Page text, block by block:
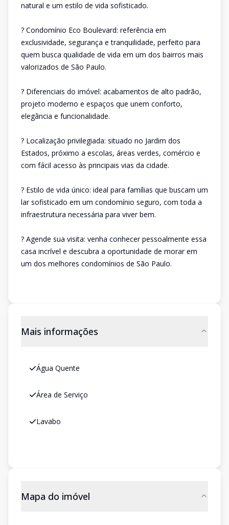
natural e um estilo de vida sofisticado.
? Condomínio Eco Boulevard: referência em
exclusividade, segurança e tranquilidade, perfeito para
quem busca qualidade de vida em um dos bairros mais
valorizados de São Paulo.
? Diferenciais do imóvel: acabamentos de alto padrão,
projeto moderno e espaços que unem conforto,
elegância e funcionalidade.
? Localização privilegiada: situado no Jardim dos
Estados, próximo a escolas, áreas verdes, comércio e
com fácil acesso às principais vias da cidade.
? Estilo de vida único: ideal para famílias que buscam um
lar sofisticado em um condomínio seguro, com toda a
infraestrutura necessária para viver bem.
? Agende sua visita: venha conhecer pessoalmente essa
casa incrível e descubra a oportunidade de morar em
um dos melhores condomínios de São Paulo.
Mais informações
Água Quente
Área de Serviço
Lavabo
Mapa do imóvel